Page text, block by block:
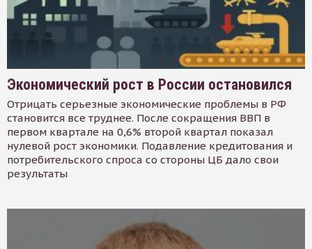
Экономический рост в России остановился
Отрицать серьезные экономические проблемы в РФ
становится все труднее. После сокращения ВВП в
первом квартале на 0,6% второй квартал показал
нулевой рост экономики. Подавление кредитования и
потребительского спроса со стороны ЦБ дало свои
результаты